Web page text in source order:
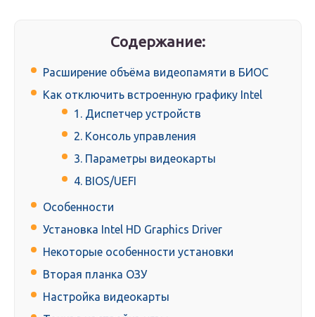
Содержание:
Расширение объёма видеопамяти в БИОС
Как отключить встроенную графику Intel
1. Диспетчер устройств
2. Консоль управления
3. Параметры видеокарты
4. BIOS/UEFI
Особенности
Установка Intel HD Graphics Driver
Некоторые особенности установки
Вторая планка ОЗУ
Настройка видеокарты